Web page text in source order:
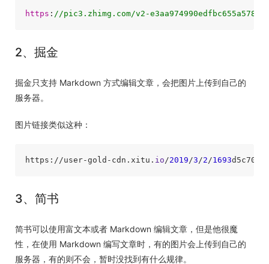
https : //pic3.zhimg.com/v2-
2、掘金
掘金只支持 Markdown 方式编辑文章，会把图片上传到自己的
服务器。
图片链接类似这种：
https://user-gold-cdn.xitu. io/2019/3/2/1693
3、简书
简书可以使用富文本或者 Markdown 编辑文章，但是他很魔
性，在使用 Markdown 编写文章时，有的图片会上传到自己的
服务器，有的则不会，暂时没找到有什么规律。